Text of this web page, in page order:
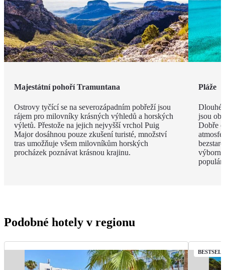
Majestátní pohoří Tramuntana
Ostrovy tyčící se na severozápadním pobřeží jsou
rájem pro milovníky krásných výhledů a horských
výletů. Přestože na jejich nejvyšší vrchol Puig
Major dosáhnou pouze zkušení turisté, množství
tras umožňuje všem milovníkům horských
procházek poznávat krásnou krajinu.
Pláže
Dlouhé
jsou
Dobře
Podobné hotely v regionu